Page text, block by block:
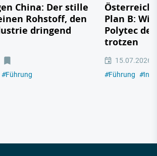
China: Der stille
Rohstoff, den
dringend
#Führung
Plan B:
Polytec
trotzen
15.07.2026
#Führung #